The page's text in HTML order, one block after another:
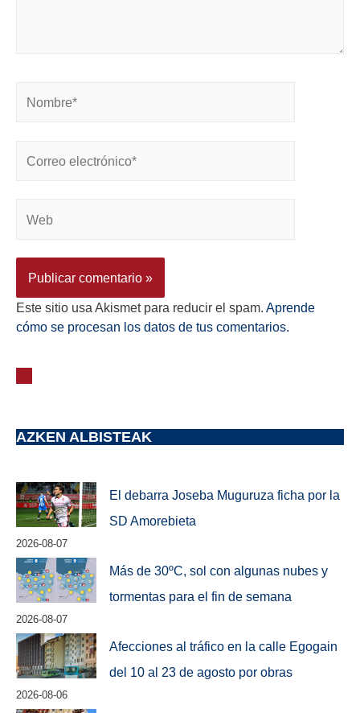
Este sitio usa Akismet para reducir el spam. Aprende
cómo se procesan los datos de tus comentarios.
AZKEN ALBISTEAK
El debarra Joseba Muguruza ficha por la
SD Amorebieta
2026-08-07
Más de 30ºC, sol con algunas nubes y
tormentas para el fin de semana
2026-08-07
Afecciones al tráfico en la calle Egogain
del 10 al 23 de agosto por obras
2026-08-06